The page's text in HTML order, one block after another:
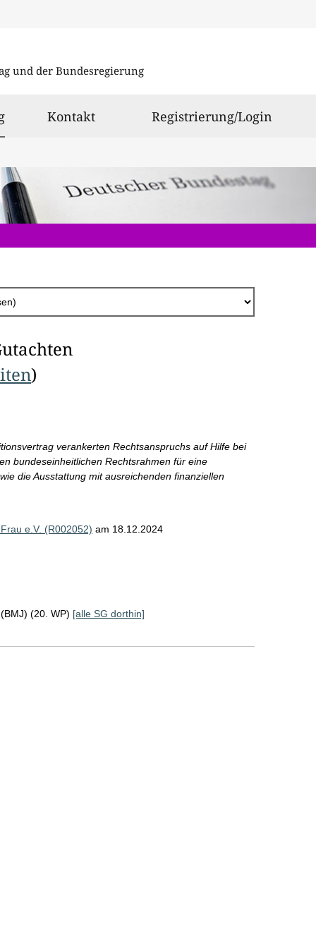
und der Bundesregierung
ausgewählt
Kontakt Registrierung/Login
)
verankerten Rechtsanspruchs auf Hilfe bei
bundeseinheitlichen Rechtsrahmen für eine
die Ausstattung mit ausreichenden finanziellen
e.V. (R002052) am 18.12.2024
(20. WP) [alle SG dorthin]